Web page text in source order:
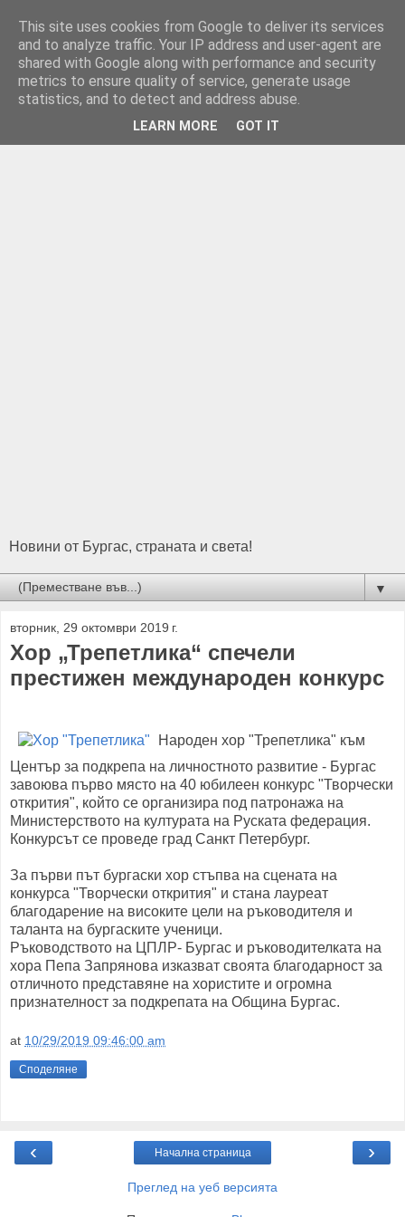
Новини от Бургас, страната и света!
▼
вторник, 29 октомври 2019 г.
Хор „Трепетлика“ спечели
престижен международен конкурс
Народен хор "Трепетлика" към
Център за подкрепа на личностното развитие - Бургас
завоюва първо място на 40 юбилеен конкурс "Творчески
открития", който се организира под патронажа на
Министерството на културата на Руската федерация.
Конкурсът се проведе град Санкт Петербург.
За първи път бургаски хор стъпва на сцената на
конкурса "Творчески открития" и стана лауреат
благодарение на високите цели на ръководителя и
таланта на бургаските ученици.
Ръководството на ЦПЛР- Бургас и ръководителката на
хора Пепа Запрянова изказват своята благодарност за
отличното представяне на хористите и огромна
признателност за подкрепата на Община Бургас.
at 10/29/2019 09:46:00 am
Споделяне
‹ ›
Начална страница
Преглед на уеб версията
This site uses cookies from Google to deliver its services
and to analyze traffic. Your IP address and user-agent are
shared with Google along with performance and security
metrics to ensure quality of service, generate usage
statistics, and to detect and address abuse.
LEARN MORE GOT IT